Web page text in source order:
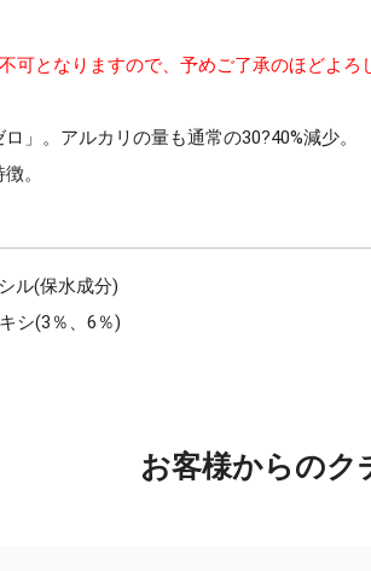
となりますので、予めご了承のほどよろ
」。アルカリの量も通常の30?40%減少。
。
ル(保水成分)
シ(3％、6％)
お客様からのク